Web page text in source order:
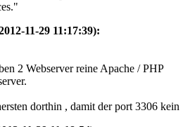
11-29 11:17:39):
2 Webserver reine Apache / PHP
dorthin , damit der port 3306 kein